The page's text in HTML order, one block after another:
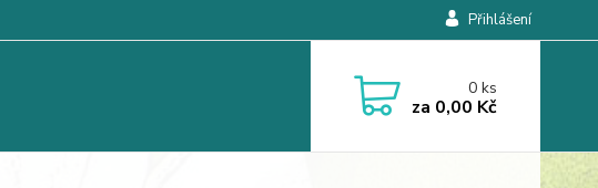
Přihlášení
0ks
za 0,00 Kč